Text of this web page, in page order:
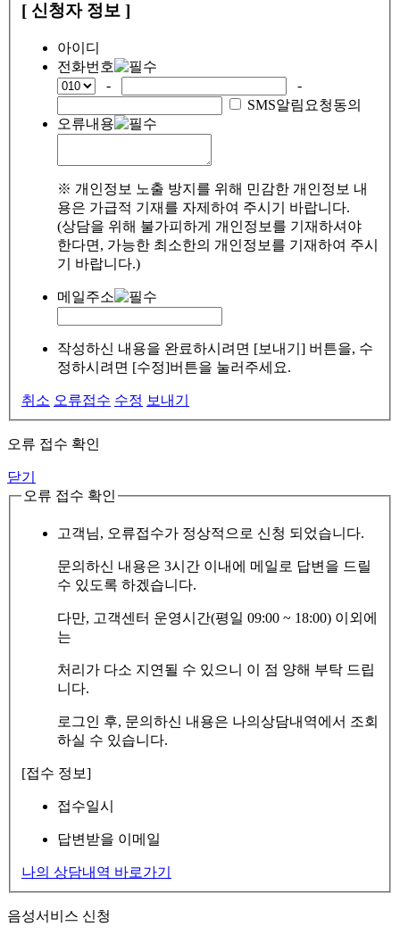
[ 신청자 정보 ]
아이디
전화번호
-
-
SMS알림요청동의
오류내용
※ 개인정보 노출 방지를 위해 민감한 개인정보 내
용은 가급적 기재를 자제하여 주시기 바랍니다.
(상담을 위해 불가피하게 개인정보를 기재하셔야
한다면, 가능한 최소한의 개인정보를 기재하여 주시
기 바랍니다.)
메일주소
작성하신 내용을 완료하시려면 [보내기] 버튼을, 수
정하시려면 [수정]버튼을 눌러주세요.
취소 오류접수 수정 보내기
오류 접수 확인
닫기
오류 접수 확인
고객님, 오류접수가 정상적으로 신청 되었습니다.
문의하신 내용은 3시간 이내에 메일로 답변을 드릴
수 있도록 하겠습니다.
다만, 고객센터 운영시간(평일 09:00 ~ 18:00) 이외에
는
처리가 다소 지연될 수 있으니 이 점 양해 부탁 드립
니다.
로그인 후, 문의하신 내용은 나의상담내역에서 조회
하실 수 있습니다.
[접수 정보]
접수일시
답변받을 이메일
나의 상담내역 바로가기
음성서비스 신청